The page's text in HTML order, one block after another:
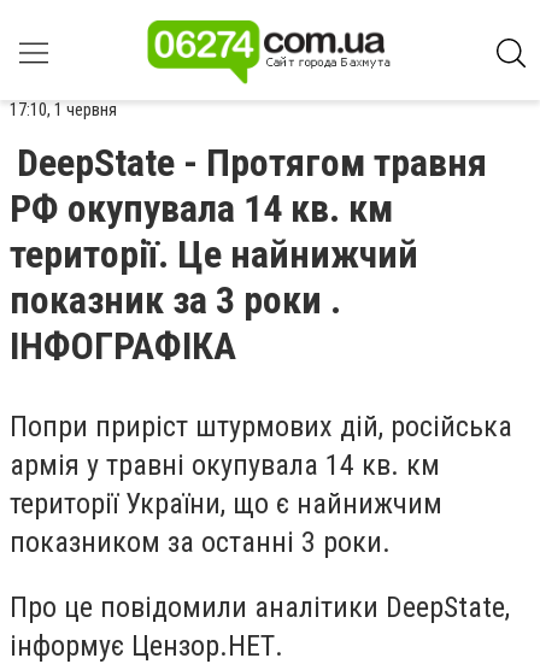
17:10, 1 червня
DeepState - Протягом травня
РФ окупувала 14 кв. км
території. Це найнижчий
показник за 3 роки .
ІНФОГРАФІКА
Попри приріст штурмових дій, російська
армія у травні окупувала 14 кв. км
території України, що є найнижчим
показником за останні 3 роки.
Про це повідомили аналітики DeepState,
інформує Цензор.НЕТ.